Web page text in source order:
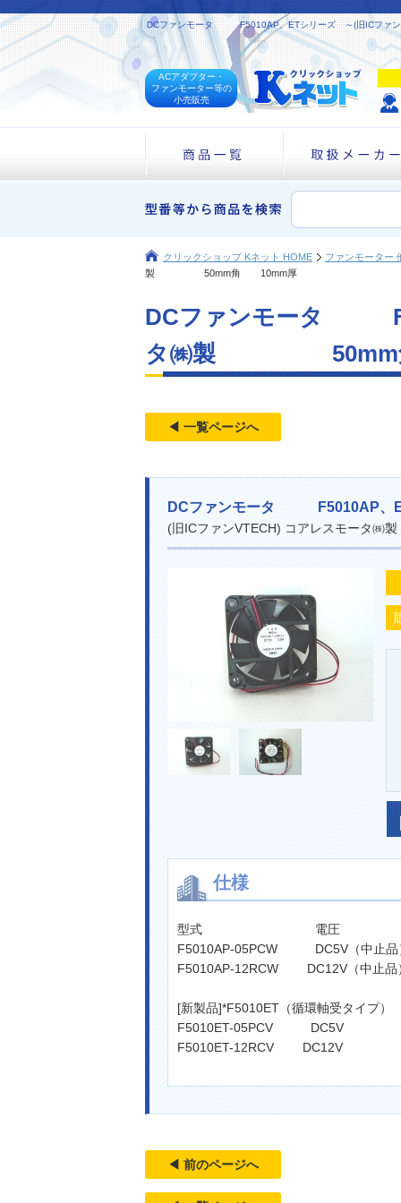
DCファンモータ F5010AP、ETシリーズ ～(旧ICファン
ACアダプター・
ファンモーター等の
小売販売
クリックショップ Kネット HOME ファンモーター
製 50mm角 10mm厚
DCファンモータ
タ㈱製 50mm
◀ 一覧ページへ
DCファンモータ F5010AP、
(旧ICファンVTECH) コアレスモ
仕様
型式 電圧
F5010AP-05PCW DC5V（中止
F5010AP-12RCW DC12V（中止
[新製品]*F5010ET（循環軸受タイプ）
F5010ET-05PCV DC5V
F5010ET-12RCV DC12V
◀ 前のページへ